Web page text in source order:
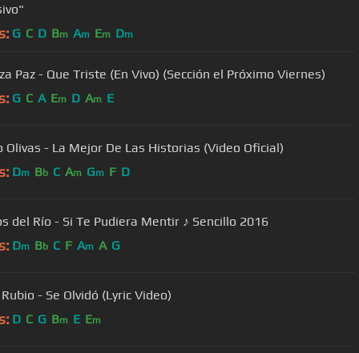
G C D Bm Am Em Dm
Paz - Que Triste (En Vivo) (Sección el Próximo Viernes)
G C A Em D Am E
Olivas - La Mejor De Las Historias (Video Oficial)
Dm Bb C Am Gm F D
del Río - Si Te Pudiera Mentir ♪ Sencillo 2016
Dm Bb C F Am A G
- Se Olvidó (Lyric Video)
D C G Bm E Em